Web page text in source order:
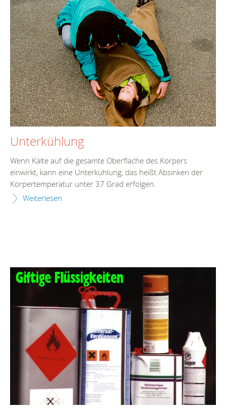
Unterkühlung
Wenn Kälte auf die gesamte Oberfläche des Körpers
einwirkt, kann eine Unterkühlung, das heißt Absinken der
Körpertemperatur unter 37 Grad erfolgen.
Weiterlesen